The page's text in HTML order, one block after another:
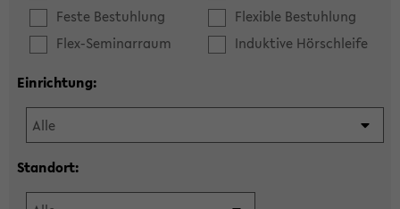
Feste Bestuhlung
Flexible Bestuhlung
Flex-Seminarraum
Induktive Hörschleife
Einrichtung:
Standort: